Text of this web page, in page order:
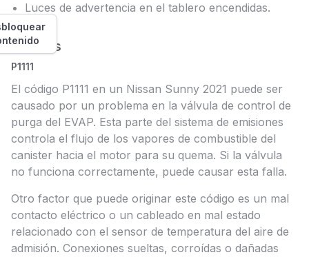
Luces de advertencia en el tablero encendidas.
Causas
P1111
El código P1111 en un Nissan Sunny 2021 puede ser
causado por un problema en la válvula de control de
purga del EVAP. Esta parte del sistema de emisiones
controla el flujo de los vapores de combustible del
canister hacia el motor para su quema. Si la válvula
no funciona correctamente, puede causar esta falla.
Otro factor que puede originar este código es un mal
contacto eléctrico o un cableado en mal estado
relacionado con el sensor de temperatura del aire de
admisión. Conexiones sueltas, corroídas o dañadas